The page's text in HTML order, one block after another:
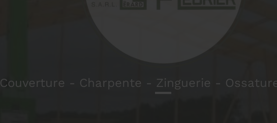
Couverture - Charpente - Zinguerie -